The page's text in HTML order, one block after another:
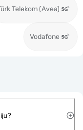
Telekom (Avea)
Vodafone